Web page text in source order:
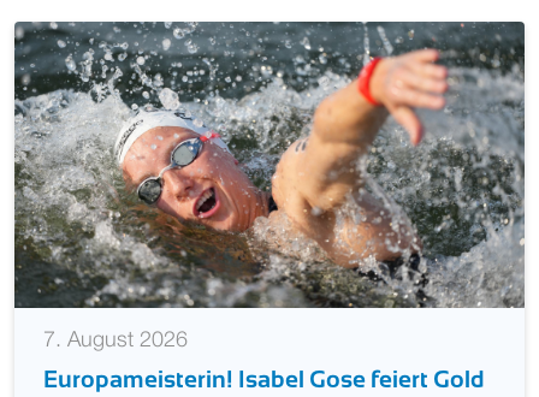
7. August 2026
Europameisterin! Isabel Gose feiert Gold